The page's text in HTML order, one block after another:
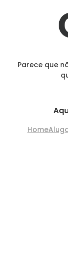
Parece que
Home